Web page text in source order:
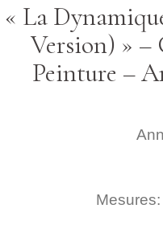
« La
Version) » –
Peinture –